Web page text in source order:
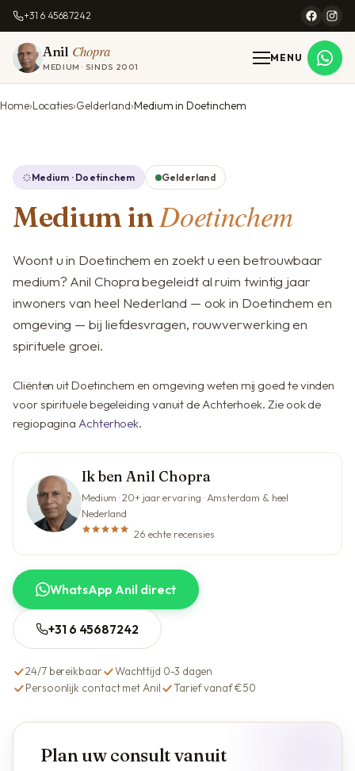
+31 6 45687242
Anil Chopra
MEDIUM · SINDS 2001
MENU
Home Locaties Gelderland Medium in Doetinchem
Medium · Doetinchem Gelderland
Medium inDoetinchem
Woont u in Doetinchem en zoekt u een betrouwbaar
medium? Anil Chopra begeleidt al ruim twintig jaar
inwoners van heel Nederland — ook in Doetinchem en
omgeving — bij liefdesvragen, rouwverwerking en
spirituele groei.
Cliënten uit Doetinchem en omgeving weten mij goed te vinden
voor spirituele begeleiding vanuit de Achterhoek. Zie ook de
regiopaginaAchterhoek.
Ik ben Anil Chopra
Medium · 20+ jaar ervaring · Amsterdam & heel
Nederland
26 echte recensies
WhatsApp Anil direct
+31 6 45687242
24/7 bereikbaar
Wachttijd 0-3 dagen
Persoonlijk contact met Anil
Tarief vanaf €50
Plan uw consult vanuit